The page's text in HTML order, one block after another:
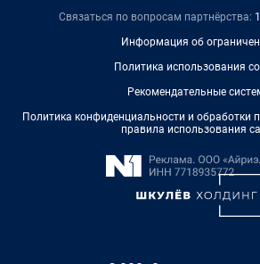
Связаться по вопросам партнёрства:
Информация об
Политика использования
Рекомендательные
Политика конфиденциальности и обработки
правила использования